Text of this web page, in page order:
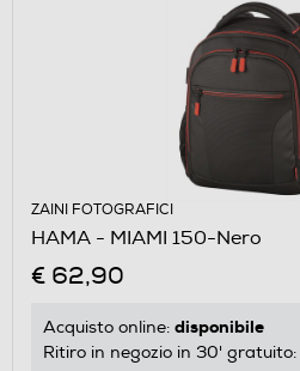
ZAINI FOTOGRAFICI
HAMA - MIAMI 150-Nero
€ 62,90
Acquisto online: disponibile
Ritiro in negozio in 30' gratuito: